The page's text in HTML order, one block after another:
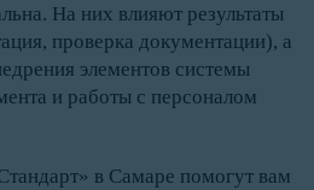
На них влияют результаты
проверка документации), а
элементов системы
и работы с персоналом
в Самаре помогут вам